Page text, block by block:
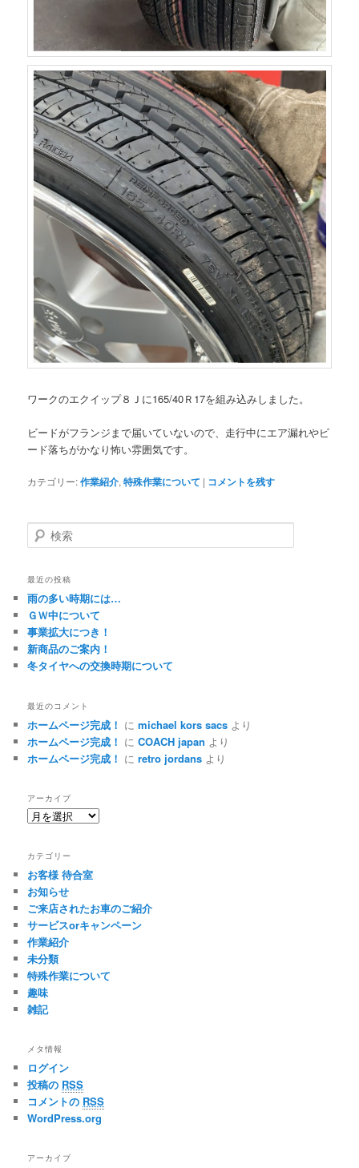
ワークのエクイップ８Ｊに165/40Ｒ17を組み込みしました。
ビードがフランジまで届いていないので、走行中にエア漏れやビ
ード落ちがかなり怖い雰囲気です。
カテゴリー:作業紹介,特殊作業について | コメントを残す
検
索
最近の投稿
雨の多い時期には…
ＧＷ中について
事業拡大につき！
新商品のご案内！
冬タイヤへの交換時期について
最近のコメント
ホームページ完成！ にmichael kors sacs より
ホームページ完成！ にCOACH japan より
ホームページ完成！ にretro jordans より
アーカイブ
ア
イ
ブ
カテゴリー
お客様 待合室
お知らせ
ご来店されたお車のご紹介
サービスorキャンペーン
作業紹介
未分類
特殊作業について
趣味
雑記
メタ情報
ログイン
投稿の RSS
コメントの RSS
WordPress.org
アーカイブ